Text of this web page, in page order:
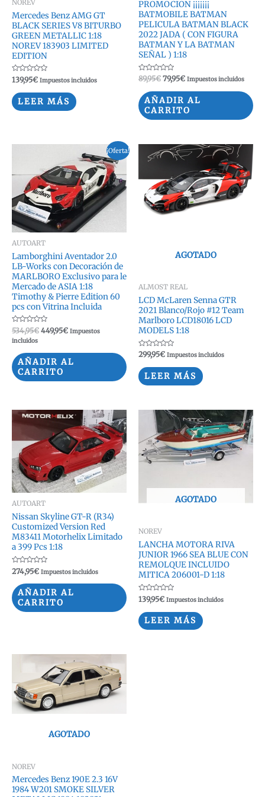
NOREV
Mercedes Benz AMG GT
BLACK SERIES V8 BITURBO
GREEN METALLIC 1:18
NOREV 183903 LIMITED
EDITION
Valorado
con
de
5
139,95€ Impuestos incluidos
LEER MÁS
PROMOCION ¡¡¡¡¡¡¡
BATMOBILE BATMAN
PELICULA BATMAN BLACK
2022 JADA ( CON FIGURA
BATMAN Y LA BATMAN
SEÑAL ) 1:18
Valorado
con
de
5
89,95€ El
original
era:
89,95€.
79,95€El
actual
es:
79,95€.
Impuestos incluidos
AÑADIR AL
CARRITO
¡Oferta!
AUTOART
Lamborghini Aventador 2.0
LB-Works con Decoración de
MARLBORO Exclusivo para le
Mercado de ASIA 1:18
Timothy & Pierre Edition 60
pcs con Vitrina Incluida
Valorado
con
0
534,95€ El
era:
534,95€.
449,95€El
es:
Impuestos
incluidos
AÑADIR AL
CARRITO
AGOTADO
ALMOST REAL
LCD McLaren Senna GTR
2021 Blanco/Rojo #12 Team
Marlboro LCD18016 LCD
MODELS 1:18
Valorado
con
de
5
299,95€ Impuestos incluidos
LEER MÁS
AUTOART
Nissan Skyline GT-R (R34)
Customized Version Red
M83411 Motorhelix Limitado
a 399 Pcs 1:18
Valorado
con
de
5
274,95€ Impuestos incluidos
AÑADIR AL
CARRITO
AGOTADO
NOREV
LANCHA MOTORA RIVA
JUNIOR 1966 SEA BLUE CON
REMOLQUE INCLUIDO
MITICA 206001-D 1:18
Valorado
con
de
5
139,95€ Impuestos incluidos
LEER MÁS
AGOTADO
NOREV
Mercedes Benz 190E 2.3 16V
1984 W201 SMOKE SILVER